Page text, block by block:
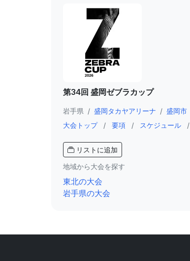
第34回 盛岡ゼブラカップ
岩手県 / 盛岡タカヤアリーナ / 盛岡市
大会トップ
/ 要項 / スケジュール /
リストに追加
地域から大会を探す
東北の大会
岩手県の大会